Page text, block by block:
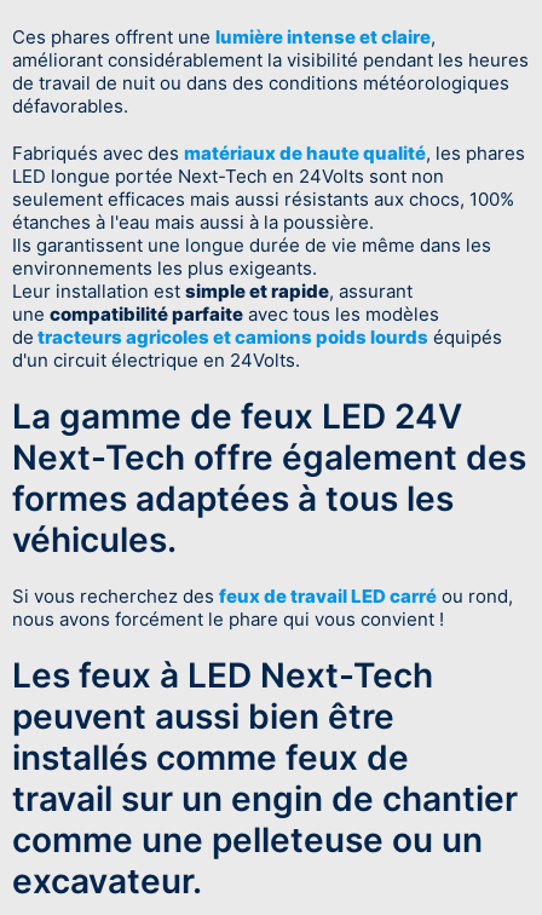
Ces phares offrent une lumière intense et claire,
améliorant considérablement la visibilité pendant les heures
de travail de nuit ou dans des conditions météorologiques
défavorables.
Fabriqués avec des matériaux de haute qualité, les phares
LED longue portée Next-Tech en 24Volts sont non
seulement efficaces mais aussi résistants aux chocs, 100%
étanches à l'eau mais aussi à la poussière.
Ils garantissent une longue durée de vie même dans les
environnements les plus exigeants.
Leur installation est simple et rapide, assurant
une compatibilité parfaite avec tous les modèles
de tracteurs agricoles et camions poids lourds équipés
d'un circuit électrique en 24Volts.
La gamme de feux LED 24V
Next-Tech offre également des
formes adaptées à tous les
véhicules.
Si vous recherchez des feux de travail LED carré ou rond,
nous avons forcément le phare qui vous convient !
Les feux à LED Next-Tech
peuvent aussi bien être
installés comme feux de
travail sur un engin de chantier
comme une pelleteuse ou un
excavateur.